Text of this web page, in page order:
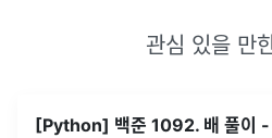
관심 있을 만
[Python] 백준 1092. 배 풀이 -